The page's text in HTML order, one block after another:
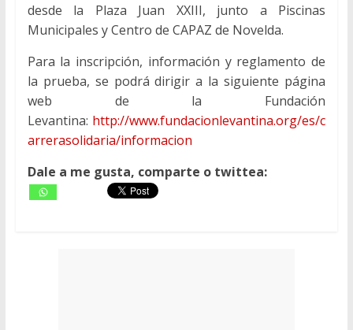
desde la Plaza Juan XXIII, junto a Piscinas
Municipales y Centro de CAPAZ de Novelda.
Para la inscripción, información y reglamento de
la prueba, se podrá dirigir a la siguiente página
web de la Fundación
Levantina: http://www.fundacionlevantina.org/es/c
arrerasolidaria/informacion
Dale a me gusta, comparte o twittea: